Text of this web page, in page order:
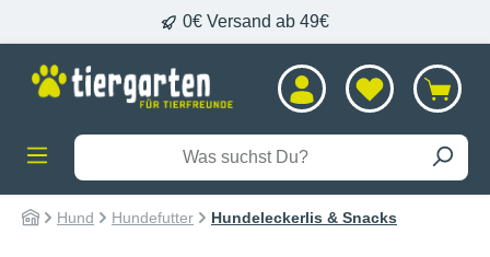
0€ Versand ab 49€
Hund Hundefutter Hundeleckerlis & Snacks